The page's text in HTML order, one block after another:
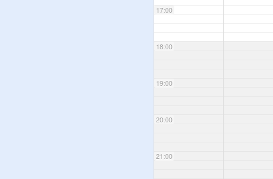
17:00
18:00
19:00
20:00
21:00